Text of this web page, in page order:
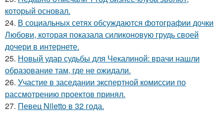
который основал.
24. В социальных сетях обсуждаются фотографии дочки
Любови, которая показала силиконовую грудь своей
дочери в интернете.
25. Новый удар судьбы для Чекалиной: врачи нашли
образование там, где не ожидали.
26. Участие в заседании экспертной комиссии по
рассмотрению проектов принял.
27. Певец Niletto в 32 года.